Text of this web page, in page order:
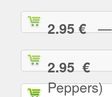
2.95 €—
2.95 €—
Peppers)